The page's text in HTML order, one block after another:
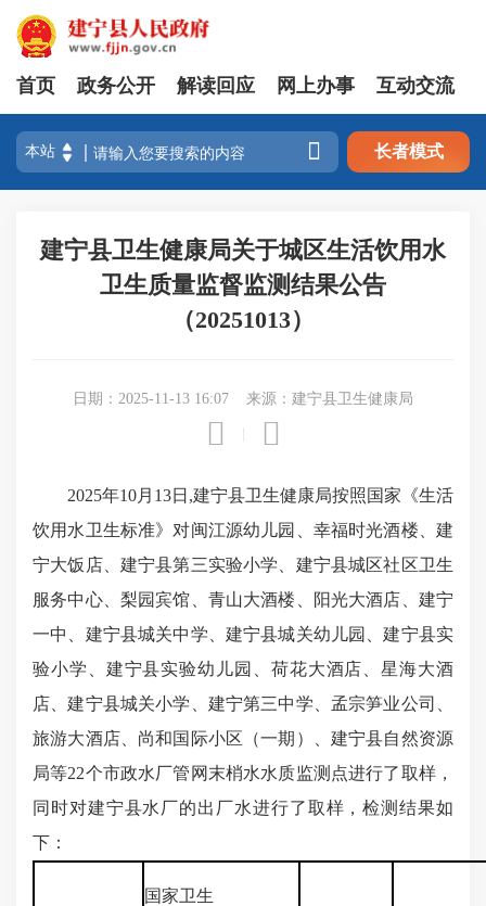
首页 政务公开 解读回应 网上办事 互动交流
 长者模式
建宁县卫生健康局关于城区生活饮用水
卫生质量监督监测结果公告
（20251013）
日期：2025-11-13 16:07 来源：建宁县卫生健康局
 
2025年10月13日,建宁县卫生健康局按照国家《生活
饮用水卫生标准》对闽江源幼儿园、幸福时光酒楼、建
宁大饭店、建宁县第三实验小学、建宁县城区社区卫生
服务中心、梨园宾馆、青山大酒楼、阳光大酒店、建宁
一中、建宁县城关中学、建宁县城关幼儿园、建宁县实
验小学、建宁县实验幼儿园、荷花大酒店、星海大酒
店、建宁县城关小学、建宁第三中学、孟宗笋业公司、
旅游大酒店、尚和国际小区（一期）、建宁县自然资源
局等22个市政水厂管网末梢水水质监测点进行了取样，
同时对建宁县水厂的出厂水进行了取样，检测结果如
下：
国家卫生